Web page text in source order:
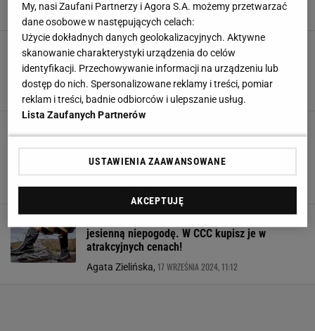
Natalia Piwek,30 PAŹDZIERNIKA 2025, 12:30
Nieprzemakalne botki i kalosze w sam na
jesienną pluchę. Będzie ci w nich sucho, ciepło
i wygodnie, są jak kołderka dla stóp
Agata Zielińska, 11 WRZEŚNIA 2025, 16:30
najmodniejszy wybór na deszcz. Różowe można
Ada Wiatrowska, W materiale zamieszczono linki i
grafiki reklamowe,10 SIERPNIA 2025, 21:30
jesienną niepogodę. W CCC kupisz je w
atrakcyjnych cenach!
Agata Zielińska, 17 WRZEŚNIA 2024, 11:12
My, nasi Zaufani Partnerzy i Agora S.A. możemy przetwarzać
dane osobowe w następujących celach:
Użycie dokładnych danych geolokalizacyjnych. Aktywne
skanowanie charakterystyki urządzenia do celów
identyfikacji. Przechowywanie informacji na urządzeniu lub
dostęp do nich. Spersonalizowane reklamy i treści, pomiar
reklam i treści, badnie odbiorców i ulepszanie usług.
Lista Zaufanych Partnerów
USTAWIENIA ZAAWANSOWANE
AKCEPTUJĘ